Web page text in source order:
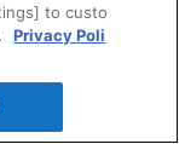
to custo
Privacy Poli